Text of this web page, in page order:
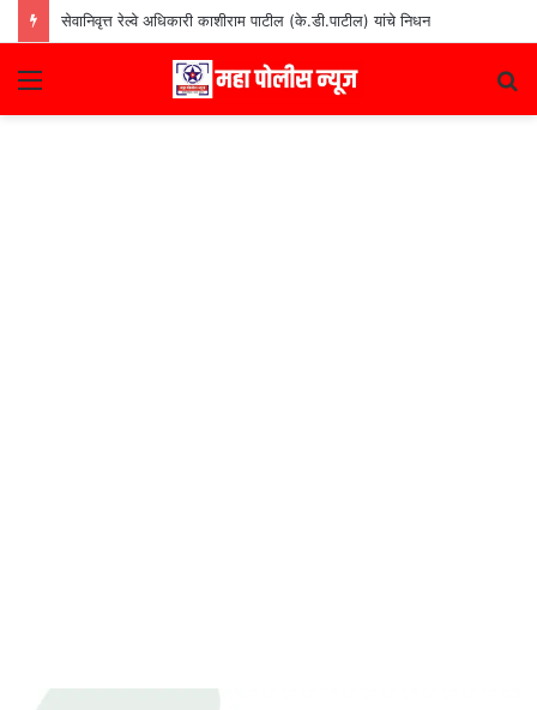
सेवानिवृत्त रेल्वे अधिकारी काशीराम पाटील (के.डी.पाटील) यांचे निधन
Menu